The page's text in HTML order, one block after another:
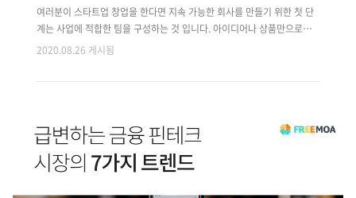
여러분이 스타트업 창업을 한다면 지속 가능한 회사를 만들기 위한 첫 단
계는 사업에 적합한 팀을 구성하는 것 입니다. 아이디어나 상품만으로는
스타트업의 성공을 이끌어 낼 수 없습니다. 어떤 팀원과 스타트업이 함께
장환경에서 새 기회를 보다 빠르게 잡는 것이 스타트업 팀구성에 달려있
요한 팀빌딩은 어떻게 해야 하며 팀이 성장하는 방향에 대해 팁을 드리도
록 하겠습니다. 스타트업 초기에는 경영진 라인업 구성 금지! 회사에 확고
한 비전이 있다면 경영진 보다는 실질적인 업무를 수행하는 사람들이 더
2020.08.26 게시됨